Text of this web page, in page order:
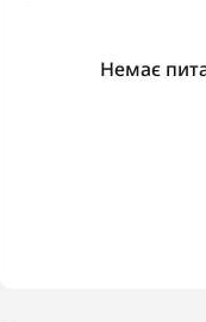
Немає